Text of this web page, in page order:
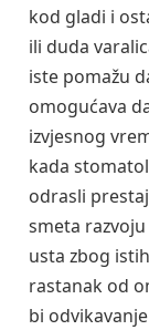
kod gladi i
ili duda
iste pomažu
omogućava
izvjesnog
kada
odrasli
smeta
usta zbog
rastanak od
bi